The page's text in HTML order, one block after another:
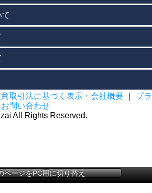
取引法に基づく表示・会社概要
プラ
お問い合わせ
All Rights Reserved.
ページをPC用に切り替え